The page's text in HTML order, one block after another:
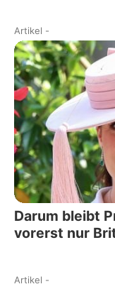
Artikel -
Darum bleibt
vorerst nur
Artikel -